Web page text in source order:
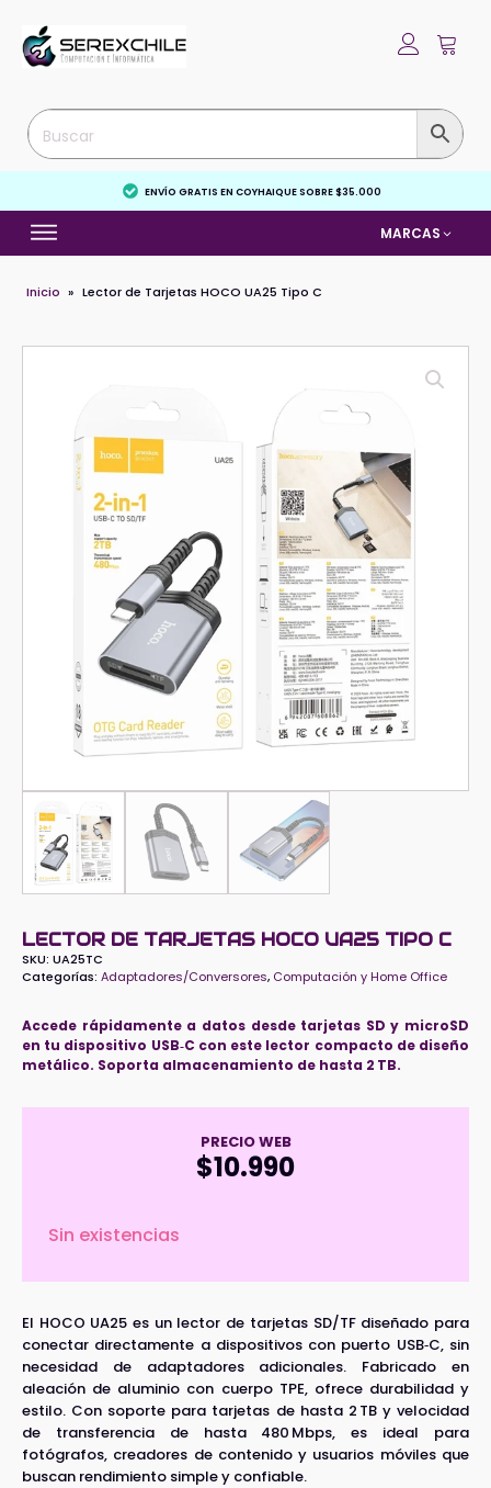
ENVÍO GRATIS EN COYHAIQUE SOBRE $35.000
MARCAS
Inicio » Lector de Tarjetas HOCO UA25 Tipo C
LECTOR DE TARJETAS HOCO UA25 TIPO C
SKU: UA25TC
Categorías: Adaptadores/Conversores, Computación y Home Office
Accede rápidamente a datos desde tarjetas SD y microSD
en tu dispositivo USB‑C con este lector compacto de diseño
metálico. Soporta almacenamiento de hasta 2 TB.
PRECIO WEB
$10.990
Sin existencias
El HOCO UA25 es un lector de tarjetas SD/TF diseñado para
conectar directamente a dispositivos con puerto USB‑C, sin
necesidad de adaptadores adicionales. Fabricado en
aleación de aluminio con cuerpo TPE, ofrece durabilidad y
estilo. Con soporte para tarjetas de hasta 2 TB y velocidad
de transferencia de hasta 480 Mbps, es ideal para
fotógrafos, creadores de contenido y usuarios móviles que
buscan rendimiento simple y confiable.